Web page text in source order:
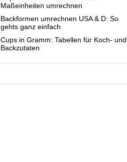
Maßeinheiten umrechnen
Backformen umrechnen USA & D: So
gehts ganz einfach
Cups in Gramm: Tabellen für Koch- und
Backzutaten